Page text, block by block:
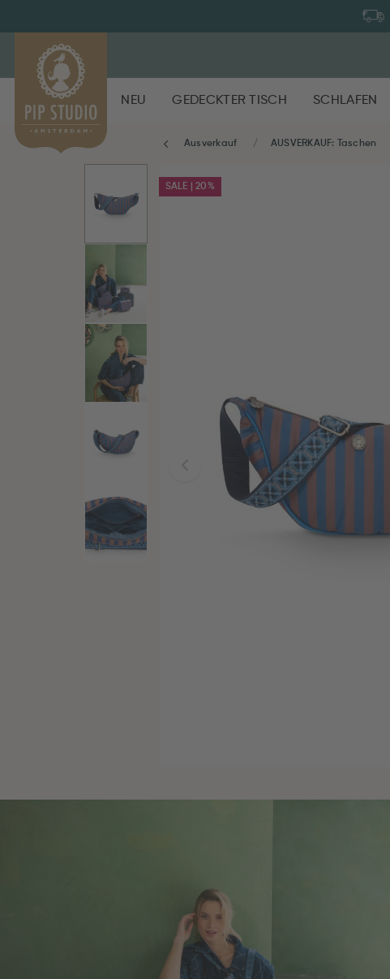
NEU GEDECKTER TISCH SCHLAFEN
Ausverkauf AUSVERKAUF: Taschen
SALE | 20%